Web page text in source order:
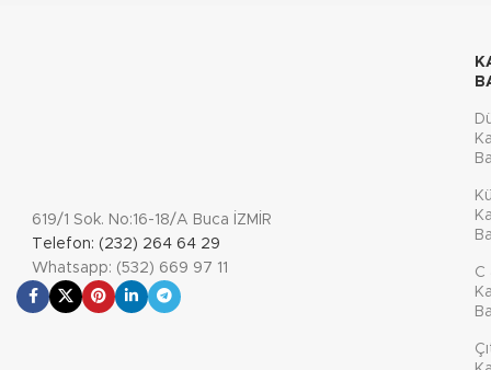
619/1 Sok. No:16-18/A Buca İZMİR
Telefon: (232) 264 64 29
Whatsapp: (532) 669 97 11
C